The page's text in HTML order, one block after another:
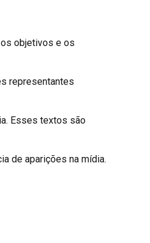
objetivos e os
representantes
Esses textos são
de aparições na mídia.